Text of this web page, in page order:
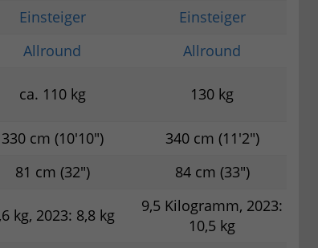
Einsteiger
Einsteiger
Allround
Allround
ca. 110 kg 130 kg
330 cm (10'10")
340 cm (11'2")
81 cm (32") 84 cm (33")
kg, 2023: 8,8 kg
9,5 Kilogramm, 2023:
10,5 kg